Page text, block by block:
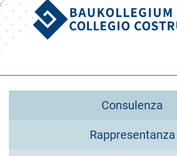
Consulenza
Rappresentanza